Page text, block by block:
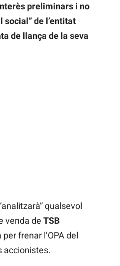
preliminars i no
de l’entitat
de llança de la seva
qualsevol
venda de TSB
frenar l’OPA del
accionistes.